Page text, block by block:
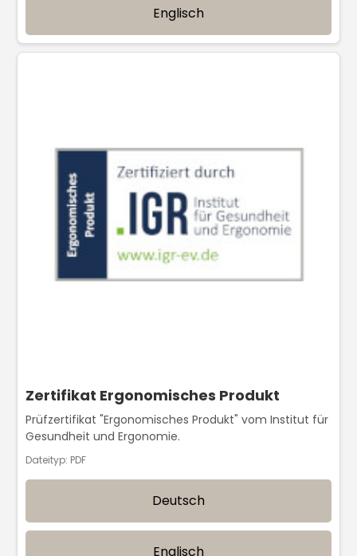
Englisch
Zertifikat Ergonomisches Produkt
Prüfzertifikat "Ergonomisches Produkt" vom Institut für
Gesundheit und Ergonomie.
Dateityp: PDF
Deutsch
Englisch